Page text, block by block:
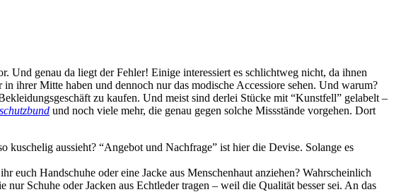
Und genau da liegt der Fehler! Einige interessiert es schlichtweg nicht, da ihnen
ihrer Mitte haben und dennoch nur das modische Accessiore sehen. Und warum?
zu kaufen. Und meist sind derlei Stücke mit “Kunstfell” gelabelt –
und noch viele mehr, die genau gegen solche Missstände vorgehen. Dort
aussieht? “Angebot und Nachfrage” ist hier die Devise. Solange es
Handschuhe oder eine Jacke aus Menschenhaut anziehen? Wahrscheinlich
Schuhe oder Jacken aus Echtleder tragen – weil die Qualität besser sei. An das